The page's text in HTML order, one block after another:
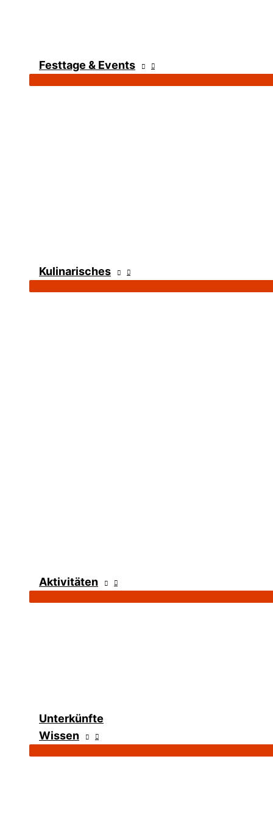
Festtage & Events
Kulinarisches
Aktivitäten
Unterkünfte
Wissen